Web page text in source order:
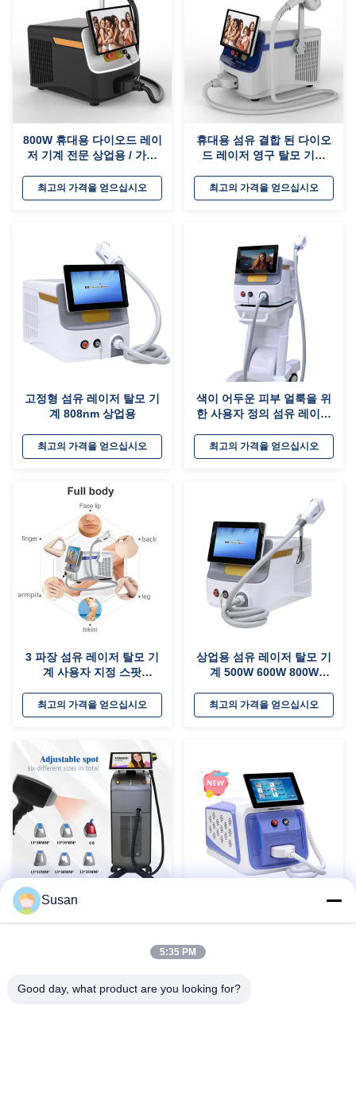
800W 휴대용 다이오드 레이
저 기계 전문 상업용 / 가정
최고의 가격을 얻으십시오
휴대용 섬유 결합 된 다이오
드 레이저 영구 탈모 기계
최고의 가격을 얻으십시오
고정형 섬유 레이저 탈모 기
계 808nm 상업용
최고의 가격을 얻으십시오
색이 어두운 피부 얼룩을 위
한 사용자 정의 섬유 레이저
12*20mm 12*35mm
최고의 가격을 얻으십시오
3 파장 섬유 레이저 탈모 기
계 사용자 지정 스팟
12*35mm
최고의 가격을 얻으십시오
상업용 섬유 레이저 탈모 기
계 500W 600W 800W
최고의 가격을 얻으십시오
808nm 다이오드 레이저 영
이오드 트리오 레이저 탈모
Susan
5:35 PM
Good day, what product are you looking for?